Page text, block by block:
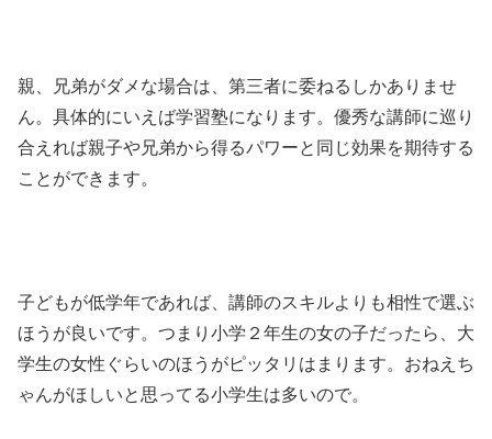
親、兄弟がダメな場合は、第三者に委ねるしかありませ
ん。具体的にいえば学習塾になります。優秀な講師に巡り
合えれば親子や兄弟から得るパワーと同じ効果を期待する
ことができます。
子どもが低学年であれば、講師のスキルよりも相性で選ぶ
ほうが良いです。つまり小学２年生の女の子だったら、大
学生の女性ぐらいのほうがピッタリはまります。おねえち
ゃんがほしいと思ってる小学生は多いので。